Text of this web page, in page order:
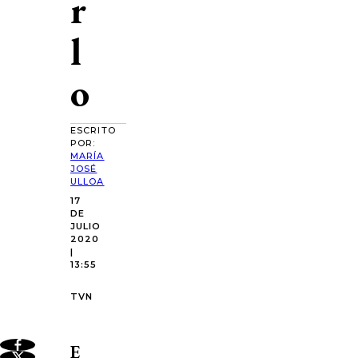
l
o
ESCRITO
POR:
MARÍA
JOSÉ
ULLOA
17
DE
JULIO
2020
|
13:55
TVN
E